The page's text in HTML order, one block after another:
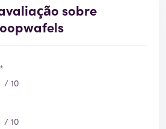
sobre
/ 10
/ 10